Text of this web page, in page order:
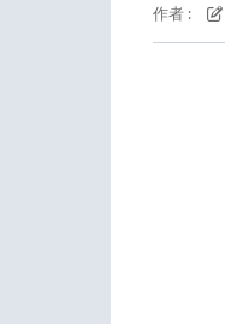
作者 :